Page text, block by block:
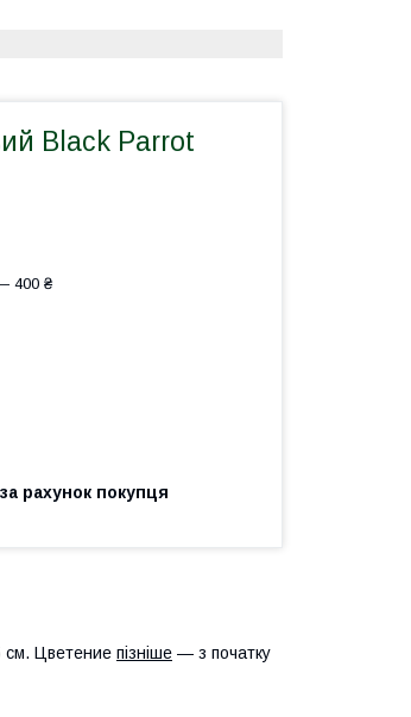
Black Parrot
400 ₴
за рахунок покупця
см. Цветение пізніше — з початку